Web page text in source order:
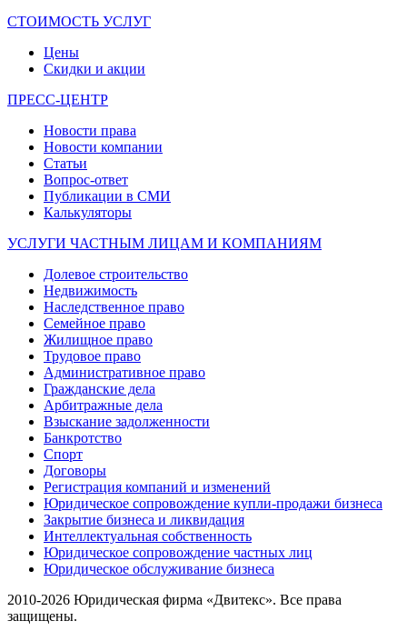
СТОИМОСТЬ УСЛУГ
Цены
Скидки и акции
ПРЕСС-ЦЕНТР
Новости права
Новости компании
Статьи
Вопрос-ответ
Публикации в СМИ
Калькуляторы
УСЛУГИ ЧАСТНЫМ ЛИЦАМ И КОМПАНИЯМ
Долевое строительство
Недвижимость
Наследственное право
Семейное право
Жилищное право
Трудовое право
Административное право
Гражданские дела
Арбитражные дела
Взыскание задолженности
Банкротство
Спорт
Договоры
Регистрация компаний и изменений
Юридическое сопровождение купли-продажи бизнеса
Закрытие бизнеса и ликвидация
Интеллектуальная собственность
Юридическое сопровождение частных лиц
Юридическое обслуживание бизнеса
2010-2026 Юридическая фирма «Двитекс». Все права
защищены.